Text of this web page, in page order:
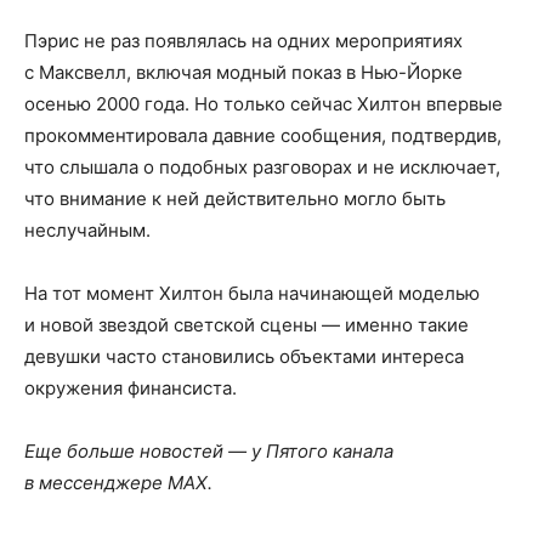
Пэрис не раз появлялась на одних мероприятиях
с Максвелл, включая модный показ в Нью-Йорке
осенью 2000 года. Но только сейчас Хилтон впервые
прокомментировала давние сообщения, подтвердив,
что слышала о подобных разговорах и не исключает,
что внимание к ней действительно могло быть
неслучайным.
На тот момент Хилтон была начинающей моделью
и новой звездой светской сцены — именно такие
девушки часто становились объектами интереса
окружения финансиста.
Еще больше новостей — у Пятого канала
в мессенджере MAX.